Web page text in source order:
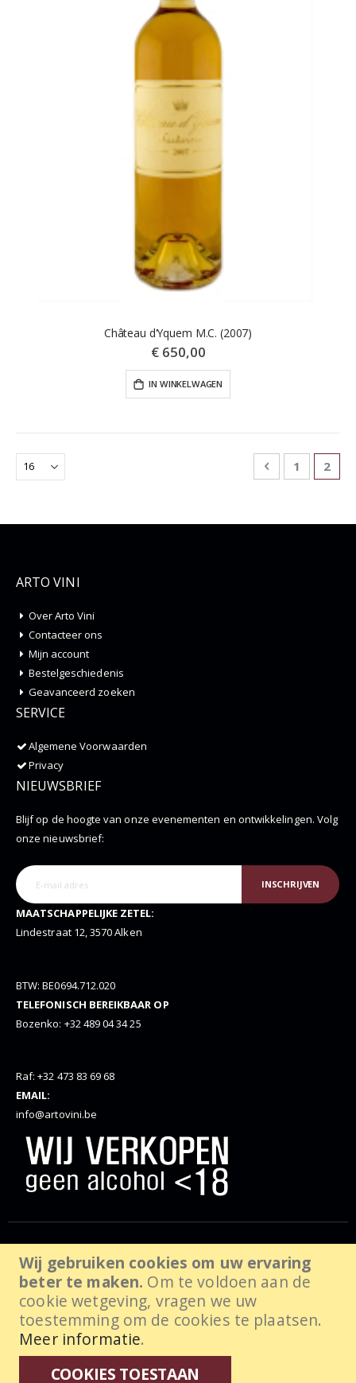
Wij gebruiken cookies om uw ervaring
beter te maken. Om te voldoen aan de
cookie wetgeving, vragen we uw
toestemming om de cookies te plaatsen.
Meer informatie.
COOKIES TOESTAAN
Château d'Yquem M.C. (2007)
€ 650,00
IN WINKELWAGEN
Pagina
Pagina
VorigePagina
1 U
2
ARTO VINI
Over Arto Vini
Contacteer ons
Mijn account
Bestelgeschiedenis
Geavanceerd zoeken
SERVICE
Algemene Voorwaarden
Privacy
NIEUWSBRIEF
Blijf op de hoogte van onze evenementen en ontwikkelingen. Volg
onze nieuwsbrief:
INSCHRIJVEN
MAATSCHAPPELIJKE ZETEL:
Lindestraat 12, 3570 Alken
BTW: BE0694.712.020
TELEFONISCH BEREIKBAAR OP
Bozenko: +32 489 04 34 25
Raf: +32 473 83 69 68
EMAIL:
info@artovini.be
© Artovini. 2025. Alle rechten voorbehouden, website door
wabanda.com